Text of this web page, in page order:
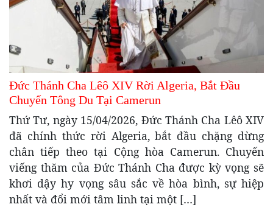
Đức Thánh Cha Lêô XIV Rời Algeria, Bắt Đầu
Chuyến Tông Du Tại Camerun
Thứ Tư, ngày 15/04/2026, Đức Thánh Cha Lêô XIV
đã chính thức rời Algeria, bắt đầu chặng dừng
chân tiếp theo tại Cộng hòa Camerun. Chuyến
viếng thăm của Đức Thánh Cha được kỳ vọng sẽ
khơi dậy hy vọng sâu sắc về hòa bình, sự hiệp
nhất và đổi mới tâm linh tại một […]